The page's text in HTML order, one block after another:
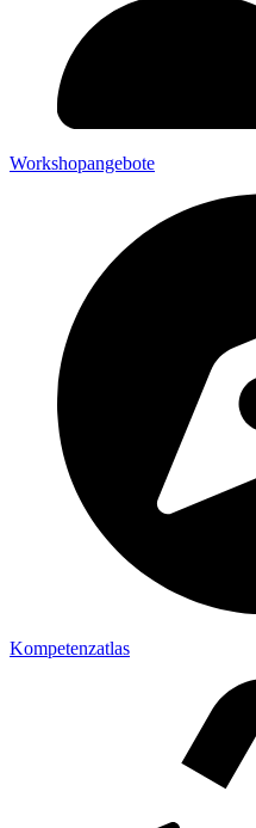
Workshopangebote
Kompetenzatlas